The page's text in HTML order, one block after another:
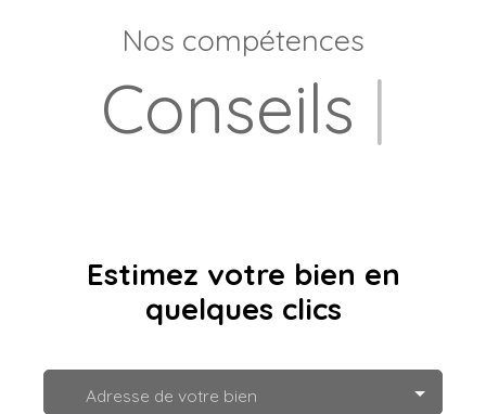
Nos compétences
Locat|
Estimez votre bien en
quelques clics
Adresse de votre bien